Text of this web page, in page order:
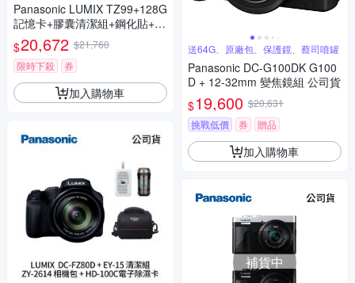
Panasonic LUMIX TZ99+128G
記憶卡+膠囊清潔組+鋼化貼+水
晶保護鏡+2614相機包+NITEC
ORE BB nano 迷你電動氣吹
(公司貨)
$20,672 $21,760
限時下殺
券
加入購物車
送64G、原廠包、保護鏡、蔡司噴罐
Panasonic DC-G100DK G100
D + 12-32mm 變焦鏡組 公司貨
$19,600 $20,631
挑戰低價
券 贈品
加入購物車
補貨中